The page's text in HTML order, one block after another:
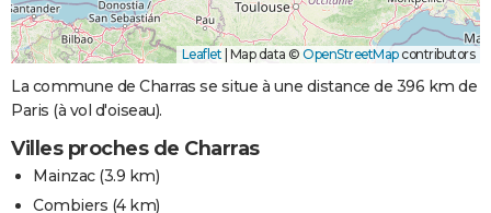
Leaflet Map data © OpenStreetMapcontributors
La commune de Charras se situe à une distance de 396 km de
Paris (à vol d'oiseau).
Villes proches de Charras
Mainzac(3.9 km)
Combiers (4 km)